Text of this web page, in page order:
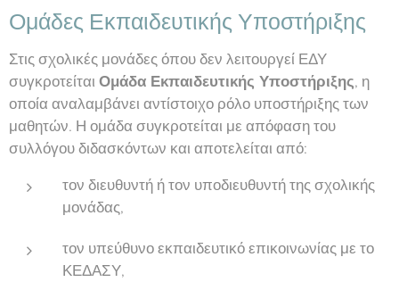
Ομάδες Εκπαιδευτικής Υποστήριξης
Στις σχολικές μονάδες όπου δεν λειτουργεί ΕΔΥ
συγκροτείται Ομάδα Εκπαιδευτικής Υποστήριξης, η
οποία αναλαμβάνει αντίστοιχο ρόλο υποστήριξης των
μαθητών. Η ομάδα συγκροτείται με απόφαση του
συλλόγου διδασκόντων και αποτελείται από:
τον διευθυντή ή τον υποδιευθυντή της σχολικής
μονάδας,
τον υπεύθυνο εκπαιδευτικό επικοινωνίας με το
ΚΕΔΑΣΥ,